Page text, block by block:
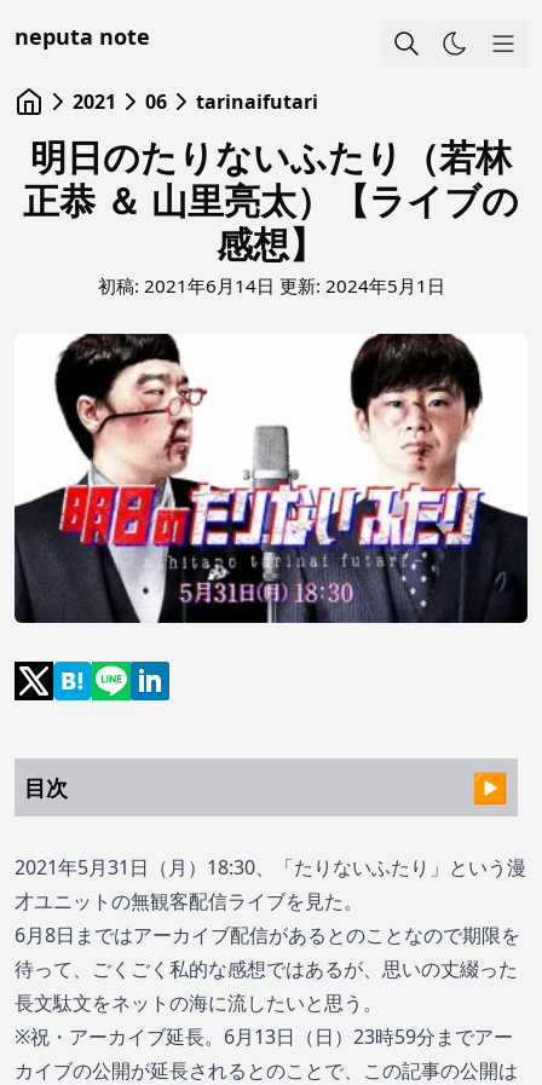
neputa note
2021
06 tarinaifutari
明日のたりないふたり（若林
正恭 ＆ 山里亮太）【ライブの
感想】
初稿: 2021年6月14日 更新: 2024年5月1日
目次
2021年5月31日（月）18:30、「たりないふたり」という漫
才ユニットの無観客配信ライブを見た。
6月8日まではアーカイブ配信があるとのことなので期限を
待って、ごくごく私的な感想ではあるが、思いの丈綴った
長文駄文をネットの海に流したいと思う。
※祝・アーカイブ延長。6月13日（日）23時59分までアー
カイブの公開が延長されるとのことで、この記事の公開は